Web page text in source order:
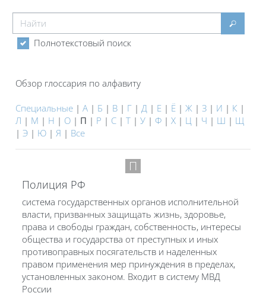
Найти
Найти
Полнотекстовый поиск
Обзор глоссария по алфавиту
Специальные | А | Б | В | Г | Д | Е | Ё | Ж | З | И | К |
Л | М | Н | О | П | Р | С | Т | У | Ф | Х | Ц | Ч | Ш | Щ
| Э | Ю | Я | Все
П
Полиция РФ
система государственных органов исполнительной
власти, призванных защищать жизнь, здоровье,
права и свободы граждан, собственность, интересы
общества и государства от преступных и иных
противоправных посягательств и наделенных
правом применения мер принуждения в пределах,
установленных законом. Входит в систему МВД
России